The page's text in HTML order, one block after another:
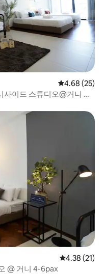
평점 4.68점(5
4.68 (25)
이드 스튜디오@거니 탑
평점 4.38점
4.38 (21)
@ 거니 4-6pax